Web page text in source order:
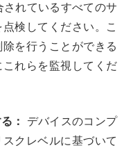
されているすべてのサ
検してください。こ
を行うことができる
れらを監視してくだ
：
デバイスのコンプ
クレベルに基づいて